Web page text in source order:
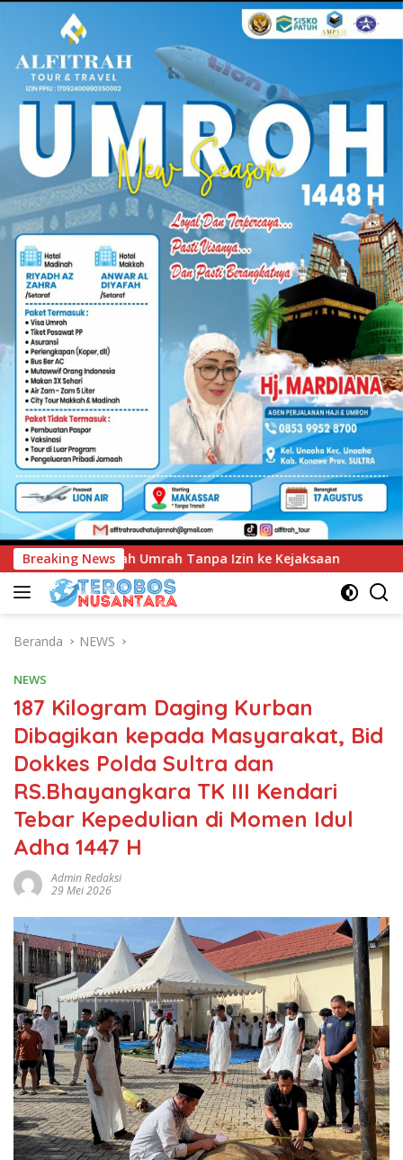
Breaking News
Izin ke Kejaksaan UNIMEN Tambah Delapan
Beranda NEWS
NEWS
187 Kilogram Daging Kurban
Dibagikan kepada Masyarakat, Bid
Dokkes Polda Sultra dan
RS.Bhayangkara TK III Kendari
Tebar Kepedulian di Momen Idul
Adha 1447 H
Admin Redaksi
29 Mei 2026